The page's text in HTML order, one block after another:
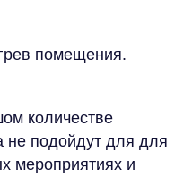
помещения.
количестве
не подойдут для для
мероприятиях и